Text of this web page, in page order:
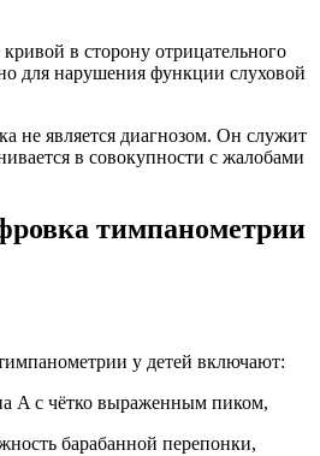
в сторону отрицательного
для нарушения функции слуховой
не является диагнозом. Он служит
в совокупности с жалобами
тимпанометрии
у детей включают:
A с чётко выраженным пиком,
барабанной перепонки,